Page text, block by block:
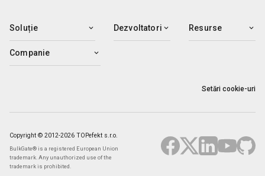
Soluție Dezvoltatori Resurse
Companie
Setări cookie-uri
Copyright © 2012-2026 TOPefekt s.r.o.
BulkGate® is a registered European Union
trademark. Any unauthorized use of the
trademark is prohibited.